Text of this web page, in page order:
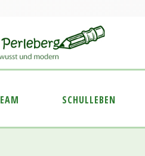
SCHULLEBEN